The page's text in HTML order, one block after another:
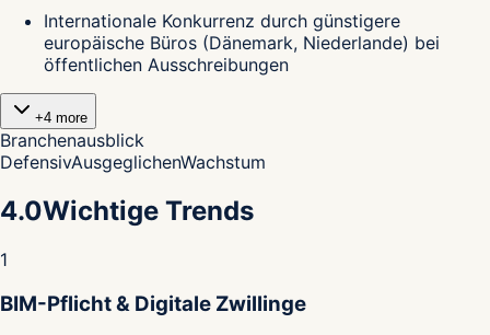
Internationale Konkurrenz durch günstigere
europäische Büros (Dänemark, Niederlande) bei
öffentlichen Ausschreibungen
+4 more
Branchenausblick
DefensivAusgeglichenWachstum
4.0Wichtige Trends
1
BIM-Pflicht & Digitale Zwillinge